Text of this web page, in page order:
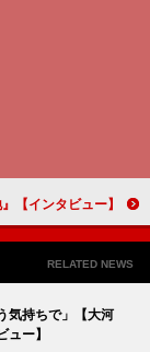
ころも魅力的なポイントだと思います」『ジュラシック・ワールド／復活の大地』【インタビュー】
RELATED NEWS
気持ちで」【大河
ー】